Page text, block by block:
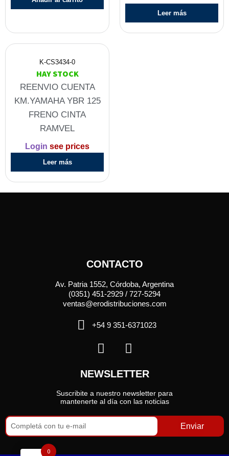
Leer más
K-CS3434-0
HAY STOCK
REENVIO CUENTA
KM.YAMAHA YBR 125
FRENO CINTA
RAMVEL
Login see prices
Leer más
CONTACTO
Av. Patria 1552, Córdoba, Argentina
(0351) 451-2929 / 727-5294
ventas@erodistribuciones.com
+54 9 351-6371023
NEWSLETTER
Suscribite a nuestro newsletter para
mantenerte al día con las noticias
Enviar
0